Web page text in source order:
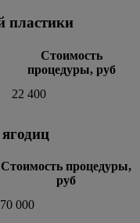
пластики
Стоимость
процедуры, руб
22 400
Стоимость процедуры,
руб
70 000